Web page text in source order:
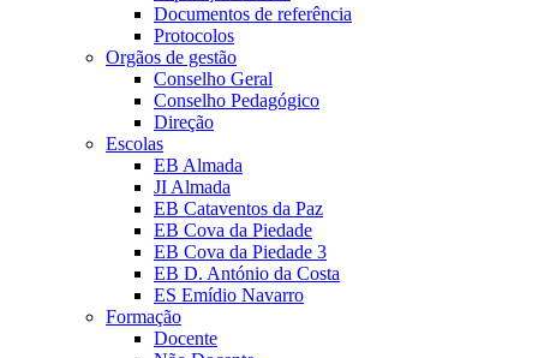
Documentos de referência
Protocolos
Orgãos de gestão
Conselho Geral
Conselho Pedagógico
Direção
Escolas
EB Almada
JI Almada
EB Cataventos da Paz
EB Cova da Piedade
EB Cova da Piedade 3
EB D. António da Costa
ES Emídio Navarro
Formação
Docente